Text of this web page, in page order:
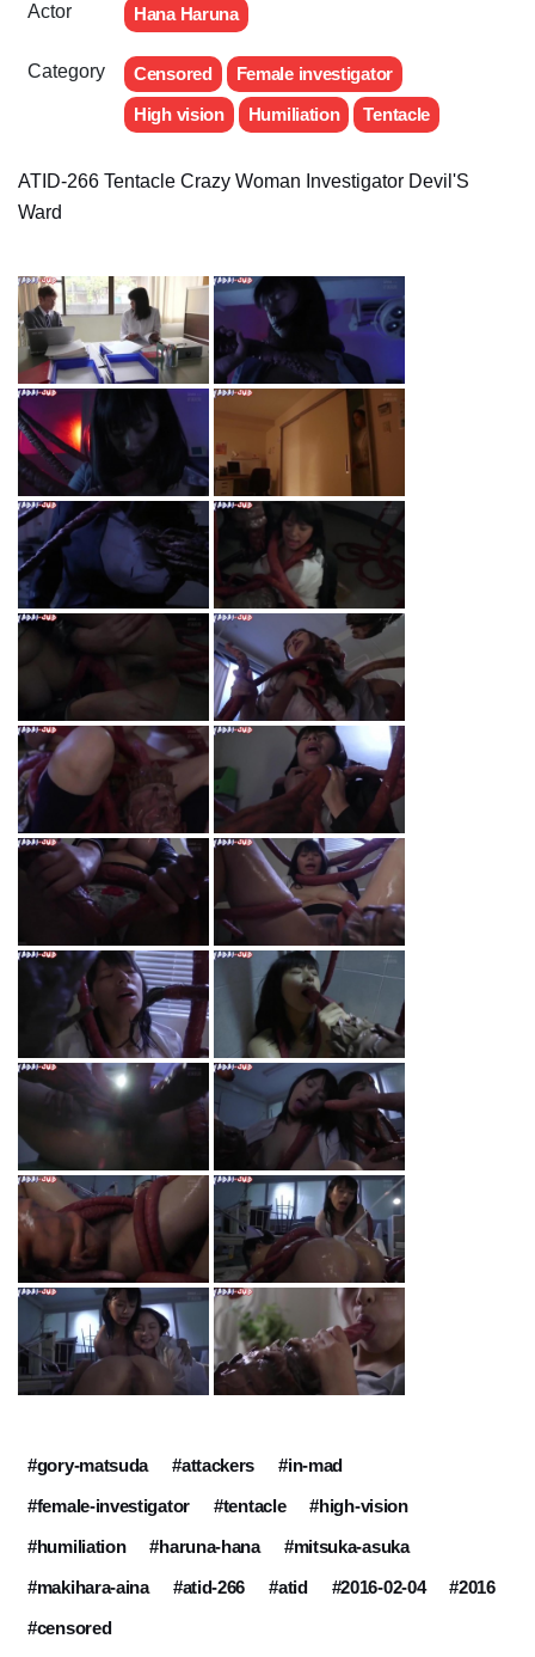
Actor Hana Haruna
Category Censored
Female investigator
High vision
Humiliation Tentacle
ATID-266 Tentacle Crazy Woman Investigator Devil'S
Ward
#gory-matsuda #attackers
#in-mad
#female-investigator
#tentacle
#high-vision
#humiliation
#haruna-hana
#mitsuka-asuka
#makihara-aina
#atid-266 #atid #2016-02-04
#2016
#censored